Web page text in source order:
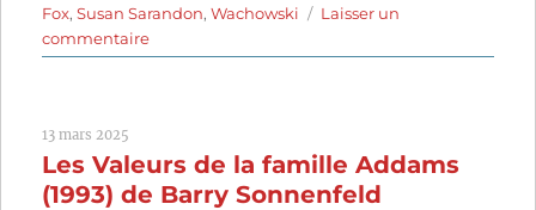
Fox,Susan Sarandon,Wachowski
Laisser un
commentairesur
Speed
Lana
Wachowski
13 mars 2025
Les Valeurs de la famille Addams
(1993) de Barry Sonnenfeld